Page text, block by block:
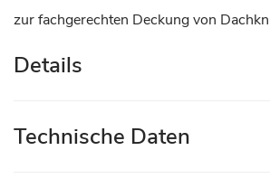
zur fachgerechten Deckung von
Details
Technische Daten